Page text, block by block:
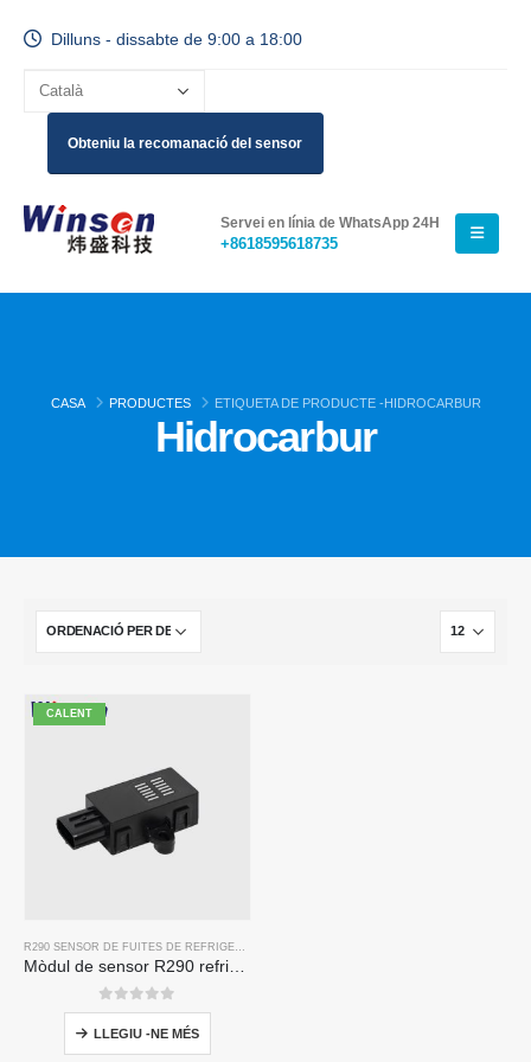
Dilluns - dissabte de 9:00 a 18:00
Obteniu la recomanació del sensor
Servei en línia de WhatsApp 24H
+8618595618735
CASA PRODUCTES ETIQUETA DE PRODUCTE -HIDROCARBUR
Hidrocarbur
CALENT
0de 5
LLEGIU -NE MÉS